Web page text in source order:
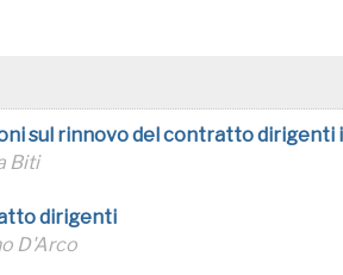
sul rinnovo del contratto dirigenti
Biti
dirigenti
D'Arco